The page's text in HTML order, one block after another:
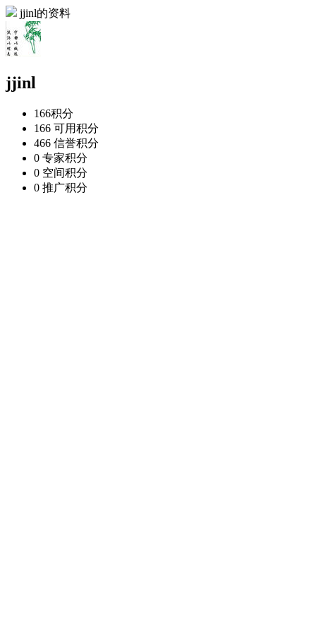
jjinl的资料
jjinl
166积分
166 可用积分
466 信誉积分
0 专家积分
0 空间积分
0 推广积分